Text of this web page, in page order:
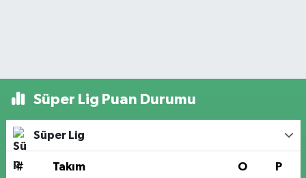
Süper Lig Puan Durumu
Süper Lig
# Takım O P